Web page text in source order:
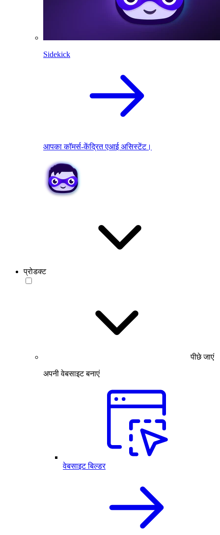
Sidekick
आपका कॉमर्स-केंद्रित एआई असिस्टेंट।
प्रोडक्ट
पीछे जाएं
अपनी वेबसाइट बनाएं
वेबसाइट बिल्डर